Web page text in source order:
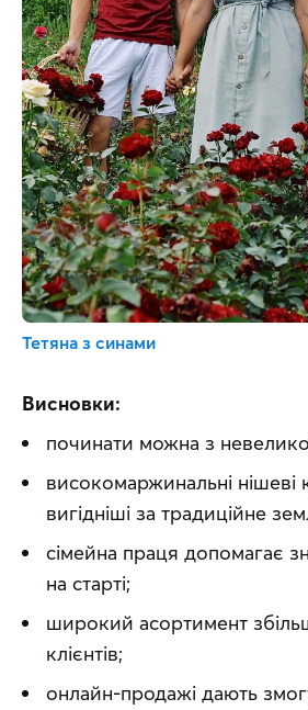
Тетяна з синами
Висновки:
починати можна з
високомаржинальні нішеві
вигідніші за традиційне
сімейна праця допомагає
на старті;
широкий асортимент
клієнтів;
онлайн-продажі дають